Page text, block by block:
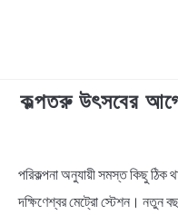
TECHNOLOGY
BIOGRAPHY
কল্পতরু উৎসবের
in
News
পরিকল্পনা অনুযায়ী সমস্ত কিছু
দক্ষিণেশ্বর মেট্রো স্টেশন। নতুন